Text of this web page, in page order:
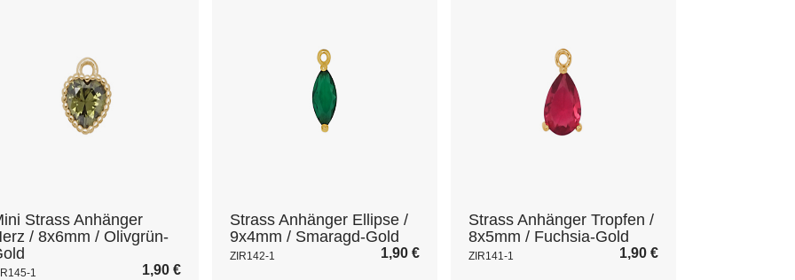
Strass Anhänger
/ 8x6mm / Olivgrün-
1 1,90 €
Strass Anhänger Ellipse /
9x4mm / Smaragd-Gold
ZIR142-1 1,90 €
Strass Anhänger Tropfen /
8x5mm / Fuchsia-Gold
ZIR141-1 1,90 €